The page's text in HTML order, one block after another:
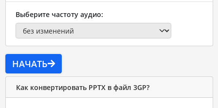
Выберите частоту аудио:
НАЧАТЬ
Как конвертировать PPTX в файл 3GP?